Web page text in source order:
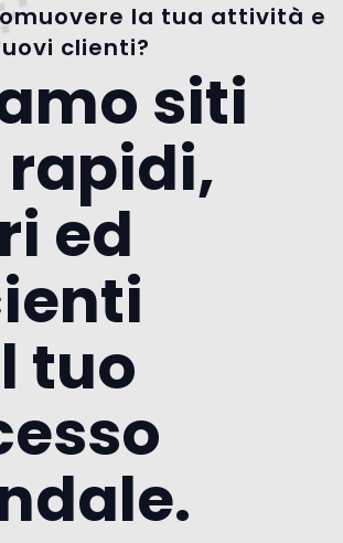
la tua attività e
clienti?
siti
ed
tuo